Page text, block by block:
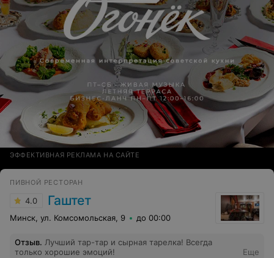
ЭФФЕКТИВНАЯ РЕКЛАМА НА САЙТЕ
ПИВНОЙ РЕСТОРАН
4.0 Гаштет
Минск, ул. Комсомольская, 9 до 00:00
Отзыв. Лучший тар-тар и сырная тарелка! Всегда
только хорошие эмоций!
Еще